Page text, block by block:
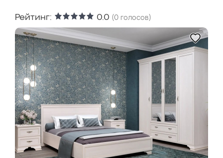
Рейтинг: 0.0 (0 голосов)